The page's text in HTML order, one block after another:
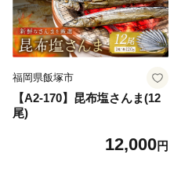
福岡県飯塚市
【A2-170】昆布塩さんま(12
尾)
12,000円